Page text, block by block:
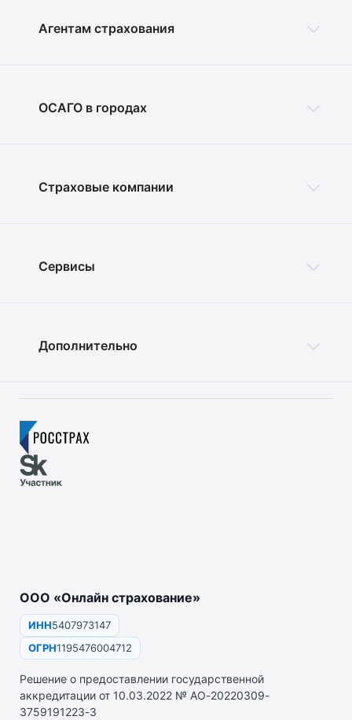
Агентам страхования
ОСАГО в городах
Страховые компании
Сервисы
Дополнительно
ООО «Онлайн страхование»
ИНН5407973147
ОГРН1195476004712
Решение о предоставлении государственной
аккредитации от 10.03.2022 № АО-20220309-
3759191223-3